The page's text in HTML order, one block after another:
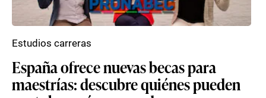
España ofrece nuevas becas para
maestrías: descubre quiénes pueden
Estudios carreras